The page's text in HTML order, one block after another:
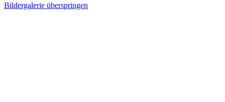
Bildergalerie überspringen